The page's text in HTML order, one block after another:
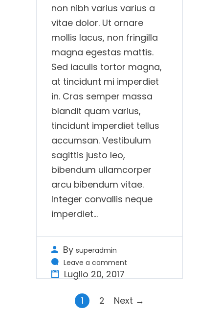
non nibh varius varius a
vitae dolor. Ut ornare
mollis lacus, non fringilla
magna egestas mattis.
Sed iaculis tortor magna,
at tincidunt mi imperdiet
in. Cras semper massa
blandit quam varius,
tincidunt imperdiet tellus
accumsan. Vestibulum
sagittis justo leo,
bibendum ullamcorper
arcu bibendum vitae.
Integer convallis neque
imperdiet…
By superadmin
Leave a comment
Luglio 20, 2017
1 2 Next →